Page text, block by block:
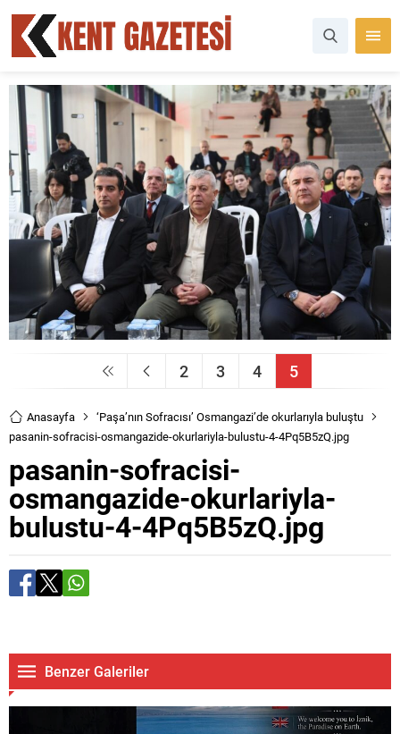
2 3 4 5
Anasayfa
‘Paşa’nın Sofracısı’ Osmangazi’de okurlarıyla buluştu
pasanin-sofracisi-osmangazide-okurlariyla-bulustu-4-4Pq5B5zQ.jpg
pasanin-sofracisi-
osmangazide-okurlariyla-
bulustu-4-4Pq5B5zQ.jpg
Benzer Galeriler